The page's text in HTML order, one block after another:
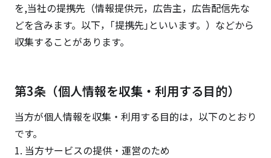
を,当社の提携先（情報提供元，広告主，広告配信先な
どを含みます。以下，｢提携先｣といいます。）などから
収集することがあります。
第3条（個人情報を収集・利用する目的）
当方が個人情報を収集・利用する目的は，以下のとおり
です。
1. 当方サービスの提供・運営のため